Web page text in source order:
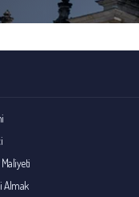
Almak